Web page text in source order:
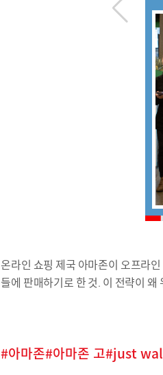
온라인 쇼핑 제국 아마존이 오프라
들에 판매하기로 한 것. 이 전략이 왜
아마존 아마존 고 just